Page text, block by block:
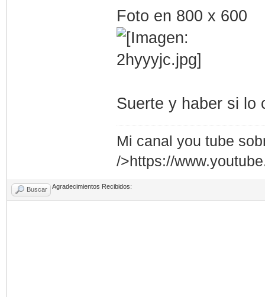
Foto en 800 x 600
Suerte y haber si lo
Mi canal you tube
/>https://
Buscar Agradecimientos Recibidos: